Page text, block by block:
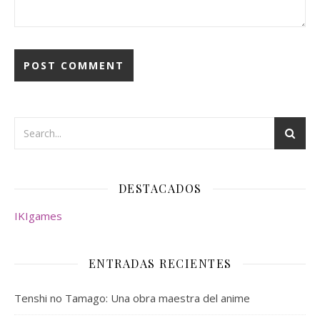
DESTACADOS
IKIgames
ENTRADAS RECIENTES
Tenshi no Tamago: Una obra maestra del anime